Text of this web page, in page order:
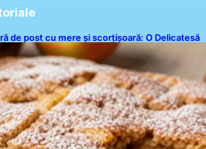
de post cu mere și scorțișoară: O Delicatesă
Postul Adormirii Maicii Domnului